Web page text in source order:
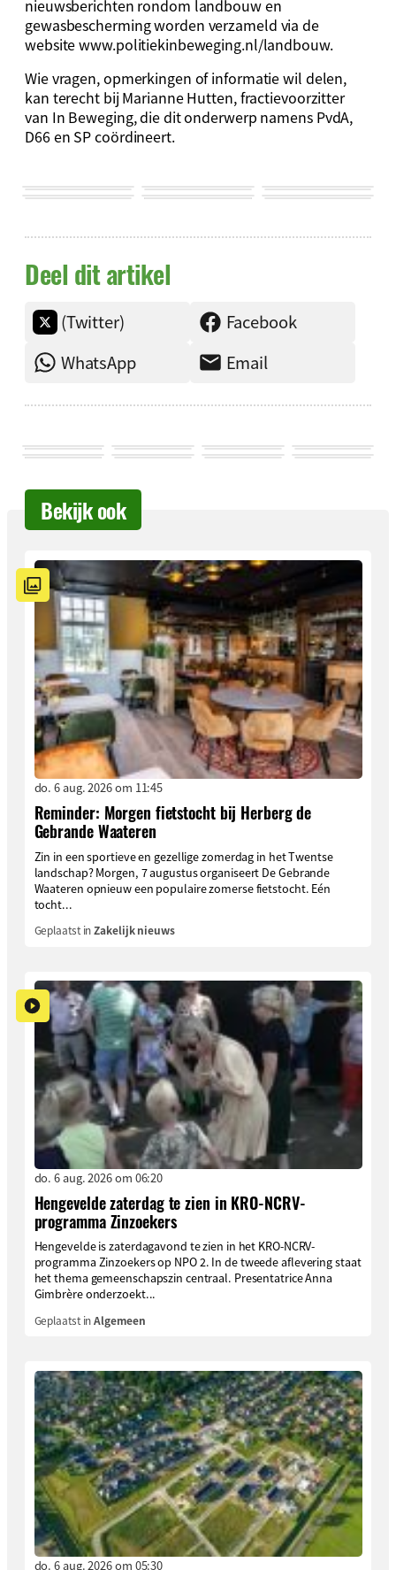
nieuwsberichten rondom landbouw en
gewasbescherming worden verzameld via de
website www.politiekinbeweging.nl/landbouw.
Wie vragen, opmerkingen of informatie wil delen,
kan terecht bij Marianne Hutten, fractievoorzitter
van In Beweging, die dit onderwerp namens PvdA,
D66 en SP coördineert.
Deel dit artikel
(Twitter)
Facebook
WhatsApp
Email
Bekijk ook
do. 6 aug. 2026 om 11:45
Reminder: Morgen fietstocht bij Herberg de
Gebrande Waateren
Zin in een sportieve en gezellige zomerdag in het Twentse
landschap? Morgen, 7 augustus organiseert De Gebrande
Waateren opnieuw een populaire zomerse fietstocht. Eén
tocht...
Geplaatst inZakelijk nieuws
do. 6 aug. 2026 om 06:20
Hengevelde zaterdag te zien in KRO-NCRV-
programma Zinzoekers
Hengevelde is zaterdagavond te zien in het KRO-NCRV-
programma Zinzoekers op NPO 2. In de tweede aflevering staat
het thema gemeenschapszin centraal. Presentatrice Anna
Gimbrère onderzoekt...
Geplaatst inAlgemeen
do. 6 aug. 2026 om 05:30